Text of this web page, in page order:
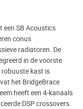
een SB Acoustics
conus
radiatoren. De
in de voorste
kast is
het BridgeBrace
heeft een 4-kanaals
DSP crossovers.